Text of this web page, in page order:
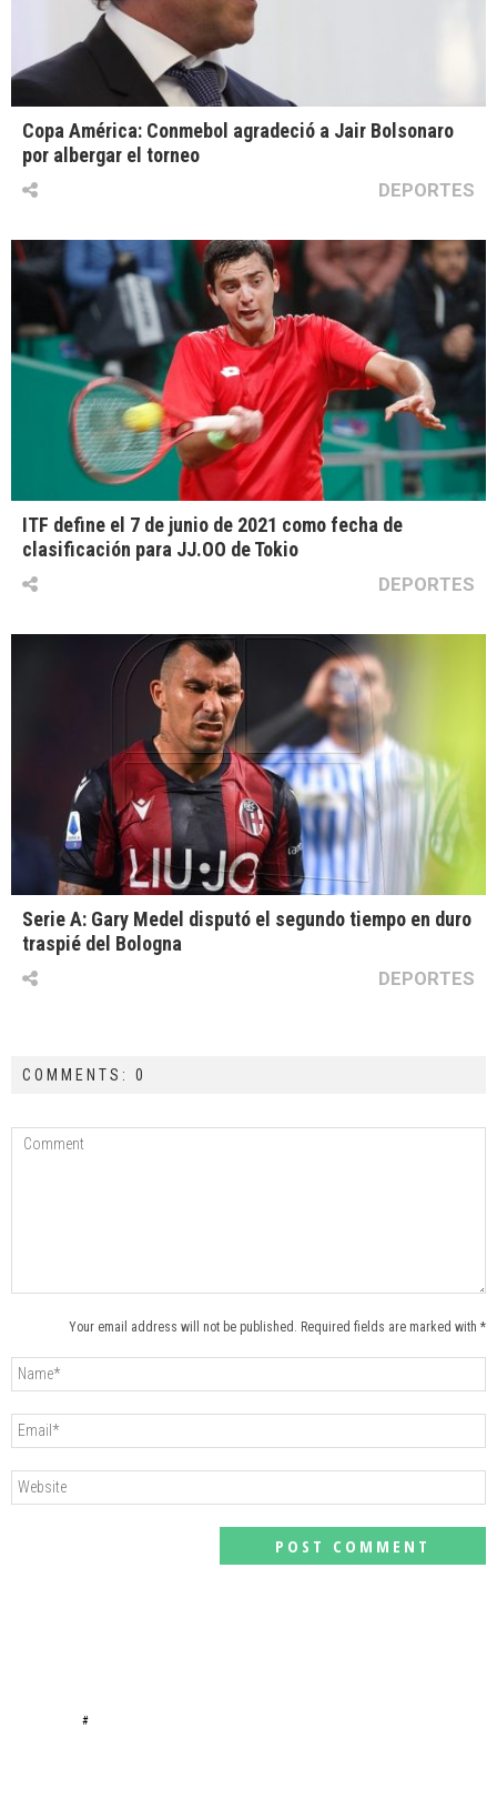
Copa América: Conmebol agradeció a Jair Bolsonaro
por albergar el torneo
DEPORTES
ITF define el 7 de junio de 2021 como fecha de
clasificación para JJ.OO de Tokio
DEPORTES
Serie A: Gary Medel disputó el segundo tiempo en duro
traspié del Bologna
DEPORTES
COMMENTS: 0
Your email address will not be published. Required fields are marked with *
#